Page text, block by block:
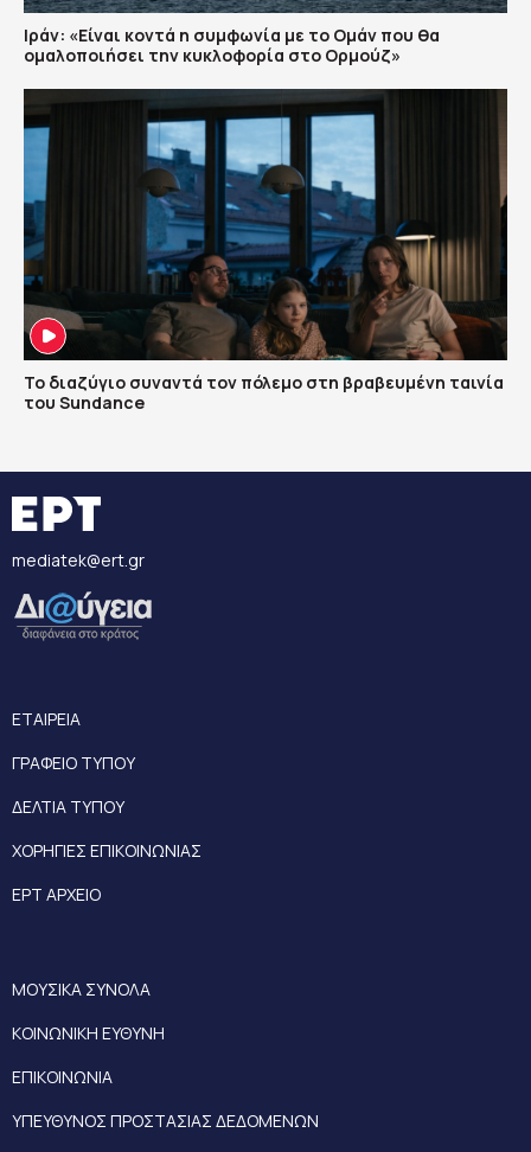
Ιράν: «Είναι κοντά η συμφωνία με το Ομάν που θα
ομαλοποιήσει την κυκλοφορία στο Ορμούζ»
Το διαζύγιο συναντά τον πόλεμο στη βραβευμένη ταινία
του Sundance
mediatek@ert.gr
ΕΤΑΙΡΕΙΑ
ΓΡΑΦΕΙΟ ΤΥΠΟΥ
ΔΕΛΤΙΑ ΤΥΠΟΥ
ΧΟΡΗΓΙΕΣ ΕΠΙΚΟΙΝΩΝΙΑΣ
ΕΡΤ ΑΡΧΕΙΟ
ΜΟΥΣΙΚΑ ΣΥΝΟΛΑ
ΚΟΙΝΩΝΙΚΗ ΕΥΘΥΝΗ
ΕΠΙΚΟΙΝΩΝΙΑ
ΥΠΕΥΘΥΝΟΣ ΠΡΟΣΤΑΣΙΑΣ ΔΕΔΟΜΕΝΩΝ